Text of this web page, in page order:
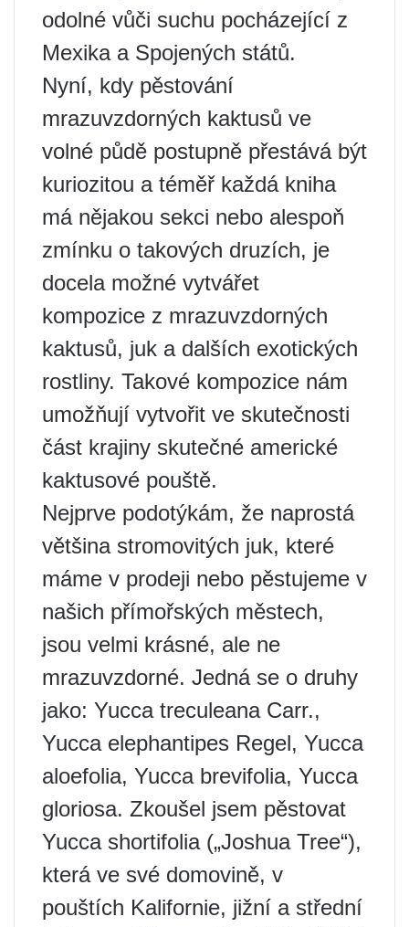
odolné vůči suchu pocházející z
Mexika a Spojených států.
Nyní, kdy pěstování
mrazuvzdorných kaktusů ve
volné půdě postupně přestává být
kuriozitou a téměř každá kniha
má nějakou sekci nebo alespoň
zmínku o takových druzích, je
docela možné vytvářet
kompozice z mrazuvzdorných
kaktusů, juk a dalších exotických
rostliny. Takové kompozice nám
umožňují vytvořit ve skutečnosti
část krajiny skutečné americké
kaktusové pouště.
Nejprve podotýkám, že naprostá
většina stromovitých juk, které
máme v prodeji nebo pěstujeme v
našich přímořských městech,
jsou velmi krásné, ale ne
mrazuvzdorné. Jedná se o druhy
jako: Yucca treculeana Carr.,
Yucca elephantipes Regel, Yucca
aloefolia, Yucca brevifolia, Yucca
gloriosa. Zkoušel jsem pěstovat
Yucca shortifolia („Joshua Tree“),
která ve své domovině, v
pouštích Kalifornie, jižní a střední